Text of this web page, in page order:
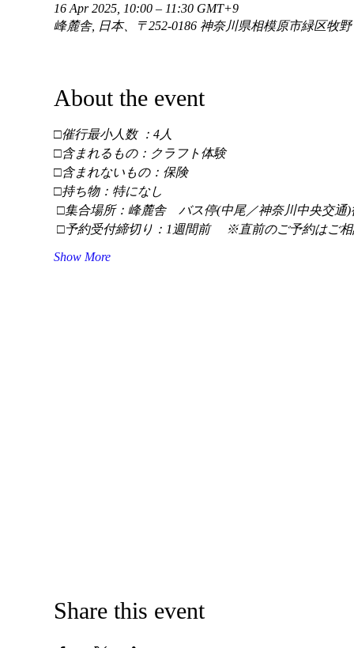
16 Apr 2025, 10:00 – 11:30 GMT+9
峰麓舎, 日本、〒252-0186 神奈川県相模原市緑区牧
About the event
□催行最小人数 ：4人
□含まれるもの：クラフト体験
□含まれないもの：保険
□持ち物：特になし
□集合場所：峰麓舎　バス停(中尾／神奈川中央交通)
□予約受付締切り：1週間前 　※直前のご予約はご
Show More
Share this event